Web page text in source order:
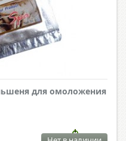
для омоложения